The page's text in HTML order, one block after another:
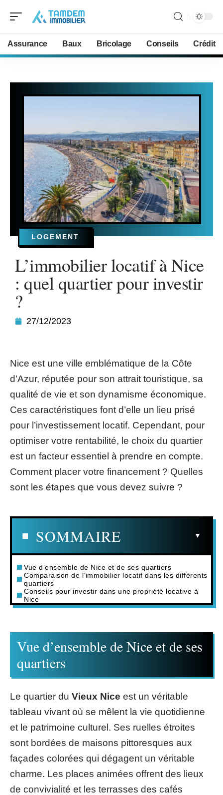
Assurance Baux Bricolage Conseils Crédit
LOGEMENT
L’immobilier locatif à Nice
: quel quartier pour investir
?
27/12/2023
Nice est une ville emblématique de la Côte
d’Azur, réputée pour son attrait touristique, sa
qualité de vie et son dynamisme économique.
Ces caractéristiques font d’elle un lieu prisé
pour l’investissement locatif. Cependant, pour
optimiser votre rentabilité, le choix du quartier
est un facteur essentiel à prendre en compte.
Comment placer votre financement ? Quelles
sont les étapes que vous devez suivre ?
SOMMAIRE
Vue d’ensemble de Nice et de ses quartiers
Comparaison de l’immobilier locatif dans les différents
quartiers
Conseils pour investir dans une propriété locative à
Nice
Vue d’ensemble de Nice et de ses
quartiers
Le quartier du Vieux Nice est un véritable
tableau vivant où se mêlent la vie quotidienne
et le patrimoine culturel. Ses ruelles étroites
sont bordées de maisons pittoresques aux
façades colorées qui dégagent un véritable
charme. Les places animées offrent des lieux
de convivialité et les terrasses des cafés